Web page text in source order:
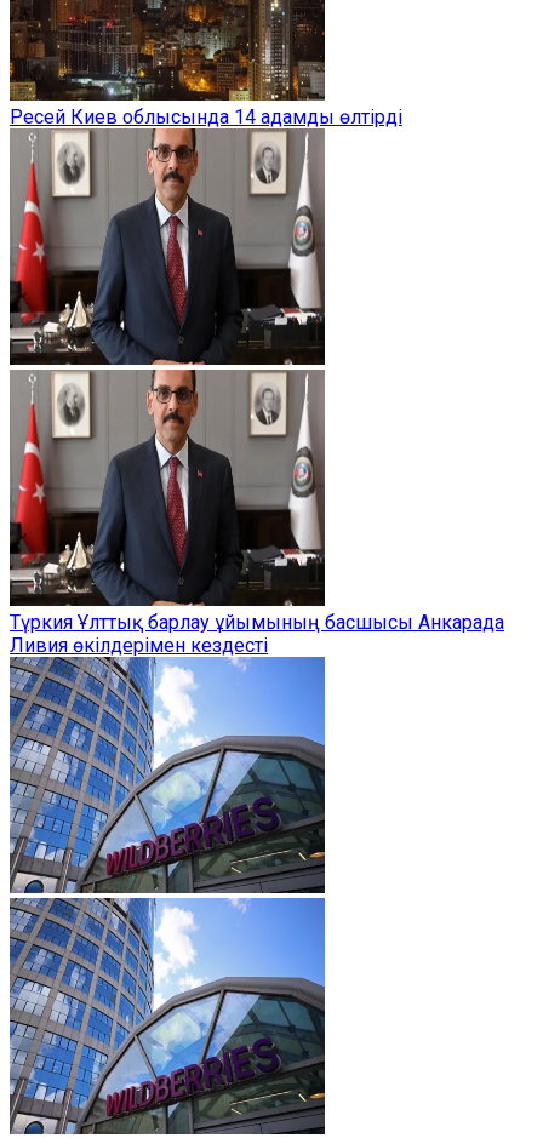
Ресей Киев облысында 14 адамды өлтірді
Түркия Ұлттық барлау ұйымының басшысы Анкарада
Ливия өкілдерімен кездесті